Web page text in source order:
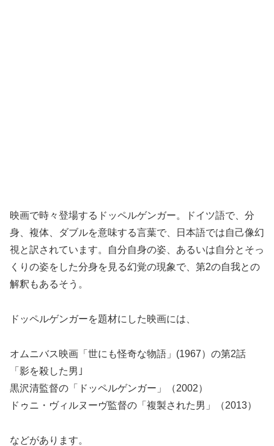
映画で時々登場するドッペルゲンガー。ドイツ語で、分
身、複体、ダブルを意味する言葉で、日本語では自己像幻
視と訳されています。自分自身の姿、あるいは自分とそっ
くりの姿をした分身を見る幻覚の現象で、第2の自我との
解釈もあるそう。
ドッペルゲンガーを題材にした映画には、
オムニバス映画「世にも怪奇な物語」(1967）の第2話
「影を殺した男｣
黒沢清監督の「ドッペルゲンガー」（2002）
ドゥニ・ヴィルヌーヴ監督の「複製された男」（2013）
などがあります。